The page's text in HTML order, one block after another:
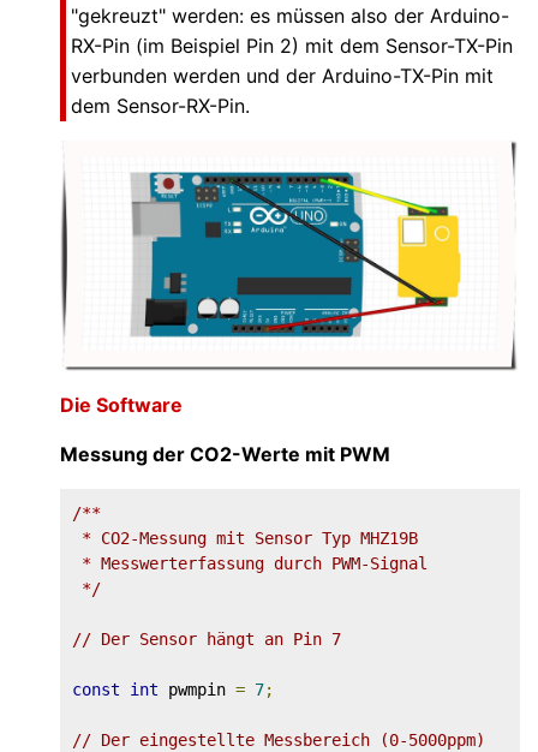
"gekreuzt" werden: es müssen also der Arduino-
RX-Pin (im Beispiel Pin 2) mit dem Sensor-TX-Pin
verbunden werden und der Arduino-TX-Pin mit
dem Sensor-RX-Pin.
Die Software
Messung der CO2-Werte mit PWM
/**
* CO2-Messung mit Sensor Typ MHZ19B
* Messwerterfassung durch PWM-Signal
*/
// Der Sensor hängt an Pin 7
const int pwmpin = 7;
// Der eingestellte Messbereich (0-5000ppm)